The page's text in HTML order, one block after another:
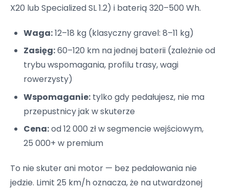
X20 lub Specialized SL 1.2) i baterią 320–500 Wh.
Waga:12–18 kg (klasyczny gravel: 8–11 kg)
Zasięg:60–120 km na jednej baterii (zależnie od
trybu wspomagania, profilu trasy, wagi
rowerzysty)
Wspomaganie:tylko gdy pedałujesz, nie ma
przepustnicy jak w skuterze
Cena:od 12 000 zł w segmencie wejściowym,
25 000+ w premium
To nie skuter ani motor — bez pedałowania nie
jedzie. Limit 25 km/h oznacza, że na utwardzonej